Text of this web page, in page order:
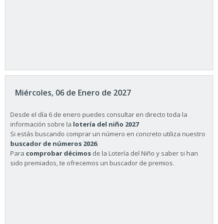
Miércoles, 06 de Enero de 2027
Desde el día 6 de enero puedes consultar en directo toda la
información sobre la lotería del niño 2027
Si estás buscando comprar un número en concreto utiliza nuestro
buscador de números 2026.
Para comprobar décimos de la Lotería del Niño y saber si han
sido premiados, te ofrecemos un buscador de premios.